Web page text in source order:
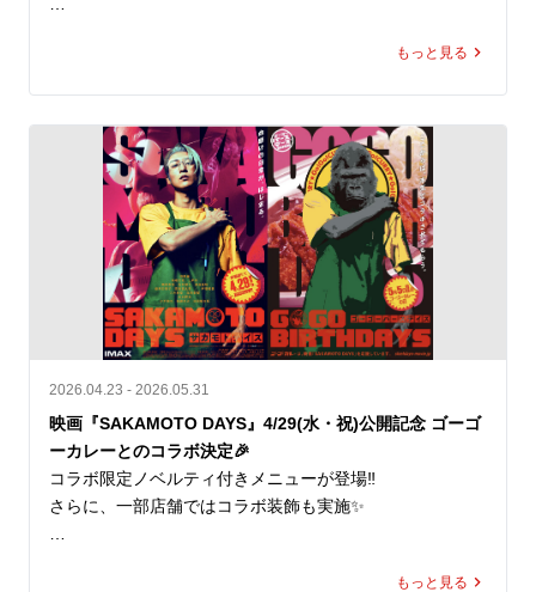
ふたつご注文いただければ同じ金沢カレーでありながら、
それぞれに個性がある2つの味を食べ比べることも可能で
「キッチンユキ金沢ブラックカレー（中サイズのみ）」の
ご提供価格は950円（税込）。
7月5日（日）のオープン日から、規定数量に達し次第の終
了となります。
なお、当該期間中はレトルト「キッチンユキ金沢ブラック
カレー」をお求めいただくことも可能です。ご提供価格は
オープン記念キャンペーン①
もちろんゴーゴーカレーも楽しんで！
ポークロースカツカレー（小）が、先着100名さま限定で
造トッピング選手権」において、応募総数800件超の中か
揚げたじゃがいもにバターをのせた、コクうまの組み合わ
ほくほく感とバターの香りが、ゴーゴーカレーの濃厚なル
ーにぴったり合います。
ロースカツカレーに追加して、さらに満足感を高めるもよ
し。チキンカツやエビフライと合わせて、新しい組み合わ
せを探すもよし。生活者発の“魔改造”が、実際の店舗メニ
ューとして登場します。
価格：¥200（税込）
一部店舗では取り扱っておりません
もっと見る
2026.04.23 - 2026.05.31
映画『SAKAMOTO DAYS』4/29(水・祝)公開記念 ゴーゴ
ーカレーとのコラボ決定🎉
コラボ限定ノベルティ付きメニューが登場‼️
さらに、一部店舗ではコラボ装飾も実施✨
もっと見る